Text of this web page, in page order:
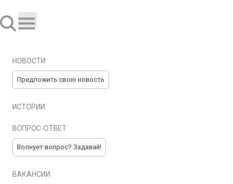
НОВОСТИ
Предложить свою новость
ИСТОРИИ
ВОПРОС-ОТВЕТ
Волнует вопрос? Задавай!
ВАКАНСИИ